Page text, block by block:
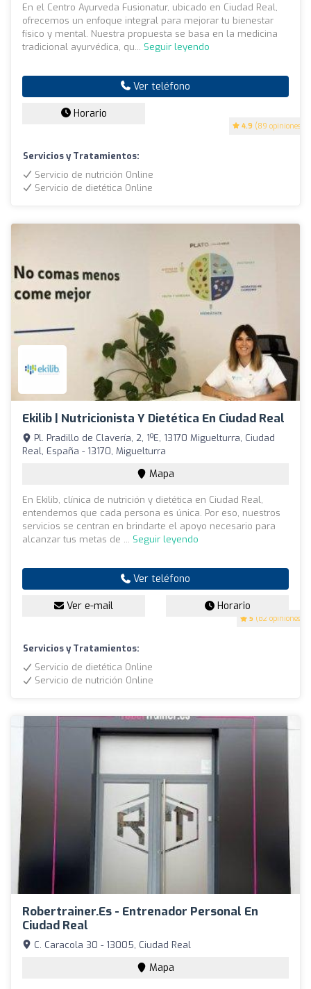
4.9 (89 opiniones)
En el Centro Ayurveda Fusionatur, ubicado en Ciudad Real,
ofrecemos un enfoque integral para mejorar tu bienestar
físico y mental. Nuestra propuesta se basa en la medicina
tradicional ayurvédica, qu... Seguir leyendo
Ver teléfono
Horario
Servicios y Tratamientos:
Servicio de nutrición Online
Servicio de dietética Online
Ekilib | Nutricionista Y Dietética En Ciudad Real
5 (82 opiniones)
Pl. Pradillo de Clavería, 2, 1ºE, 13170 Miguelturra, Ciudad
Real, España - 13170, Miguelturra
Mapa
En Ekilib, clínica de nutrición y dietética en Ciudad Real,
entendemos que cada persona es única. Por eso, nuestros
servicios se centran en brindarte el apoyo necesario para
alcanzar tus metas de ... Seguir leyendo
Ver teléfono
Ver e-mail Horario
Servicios y Tratamientos:
Servicio de dietética Online
Servicio de nutrición Online
Robertrainer.es - Entrenador Personal En
Ciudad Real
C. Caracola 30 - 13005, Ciudad Real
Mapa